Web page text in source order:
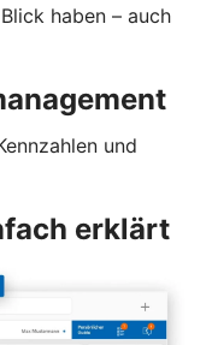
haben – auch
und
erklärt